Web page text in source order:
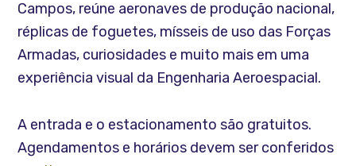
Campos, reúne aeronaves de produção nacional,
réplicas de foguetes, mísseis de uso das Forças
Armadas, curiosidades e muito mais em uma
experiência visual da Engenharia Aeroespacial.
A entrada e o estacionamento são gratuitos.
Agendamentos e horários devem ser conferidos